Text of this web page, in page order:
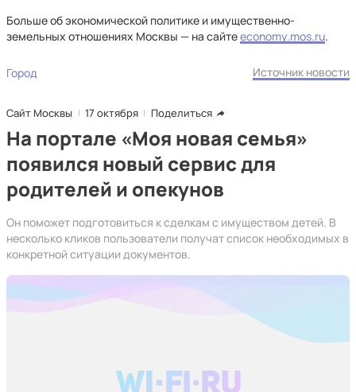
Больше об экономической политике и имущественно-
земельных отношениях Москвы — на сайтеeconomy.mos.ru.
Город Источник новости
Сайт Москвы 17 октября Поделиться
На портале «Моя новая семья»
появился новый сервис для
родителей и опекунов
Он поможет подготовиться к сделкам с имуществом детей. В
несколько кликов пользователи получат список необходимых в
конкретной ситуации документов.